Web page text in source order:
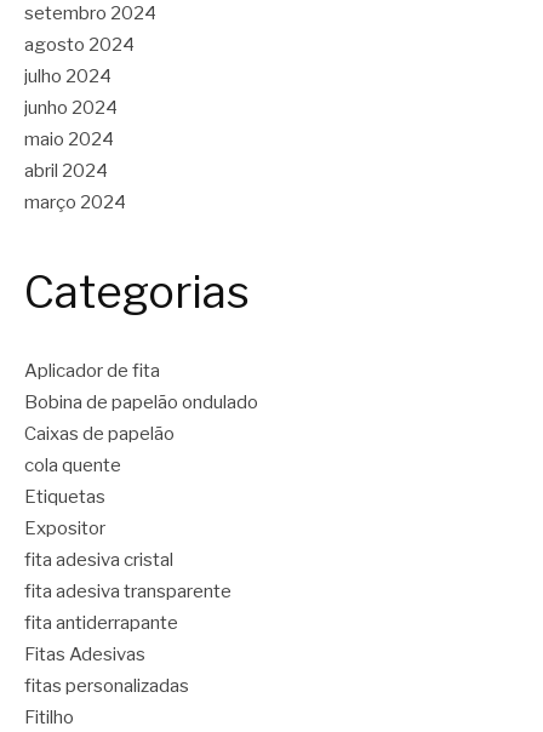
setembro 2024
agosto 2024
julho 2024
junho 2024
maio 2024
abril 2024
março 2024
Categorias
Aplicador de fita
Bobina de papelão ondulado
Caixas de papelão
cola quente
Etiquetas
Expositor
fita adesiva cristal
fita adesiva transparente
fita antiderrapante
Fitas Adesivas
fitas personalizadas
Fitilho